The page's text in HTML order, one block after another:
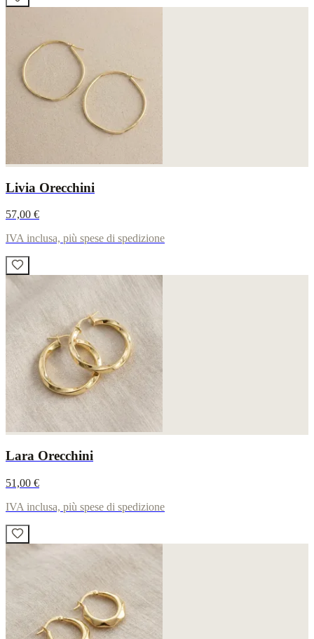
Livia Orecchini
57,00 €
IVA inclusa, più spese di spedizione
Lara Orecchini
51,00 €
IVA inclusa, più spese di spedizione